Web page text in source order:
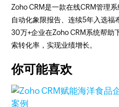
Zoho CRM是一款在线CRM管理
自动化象限报告、连续5年入选福
30万+企业在Zoho CRM系统帮助
索转化率，实现业绩增长。
你可能喜欢